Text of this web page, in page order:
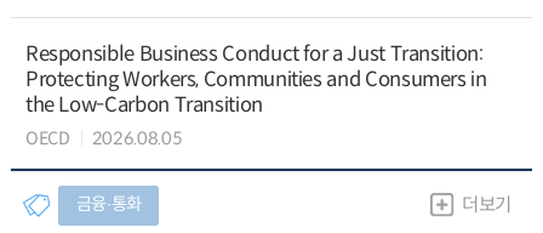
Responsible Business Conduct for a Just Transition:
Protecting Workers, Communities and Consumers in
the Low-Carbon Transition
OECD 2026.08.05
금융∙통화 더보기